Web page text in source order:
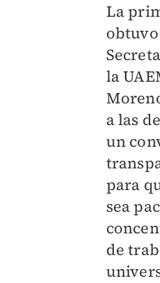
La
la
a las
un
para
sea
de